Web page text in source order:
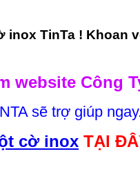
inox TinTa ! Khoan
website Công
sẽ trợ giúp
cờ inox TẠI